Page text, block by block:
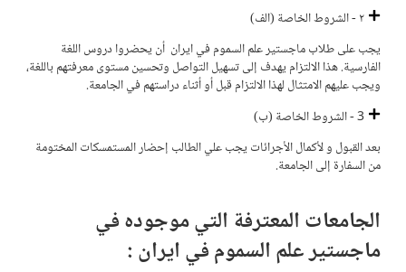
٢ - الشروط الخاصة (الف)
يجب على طلاب ماجستير علم السموم في ايران أن يحضروا دروس اللغة
الفارسية. هذا الالتزام يهدف إلى تسهيل التواصل وتحسين مستوى معرفتهم باللغة،
ويجب عليهم الامتثال لهذا الالتزام قبل أو أثناء دراستهم في الجامعة.
3 - الشروط الخاصة (ب)
بعد القبول و لأكمال الأجرائات يجب علي الطالب إحضار المستمسكات المختومة
من السفارة إلى الجامعة.
الجامعات المعترفة التي موجوده في
ماجستير علم السموم في ايران :